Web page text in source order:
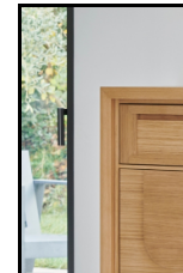
décoration